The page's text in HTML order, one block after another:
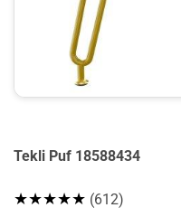
Tekli Puf 18588434
★★★★★ (612)